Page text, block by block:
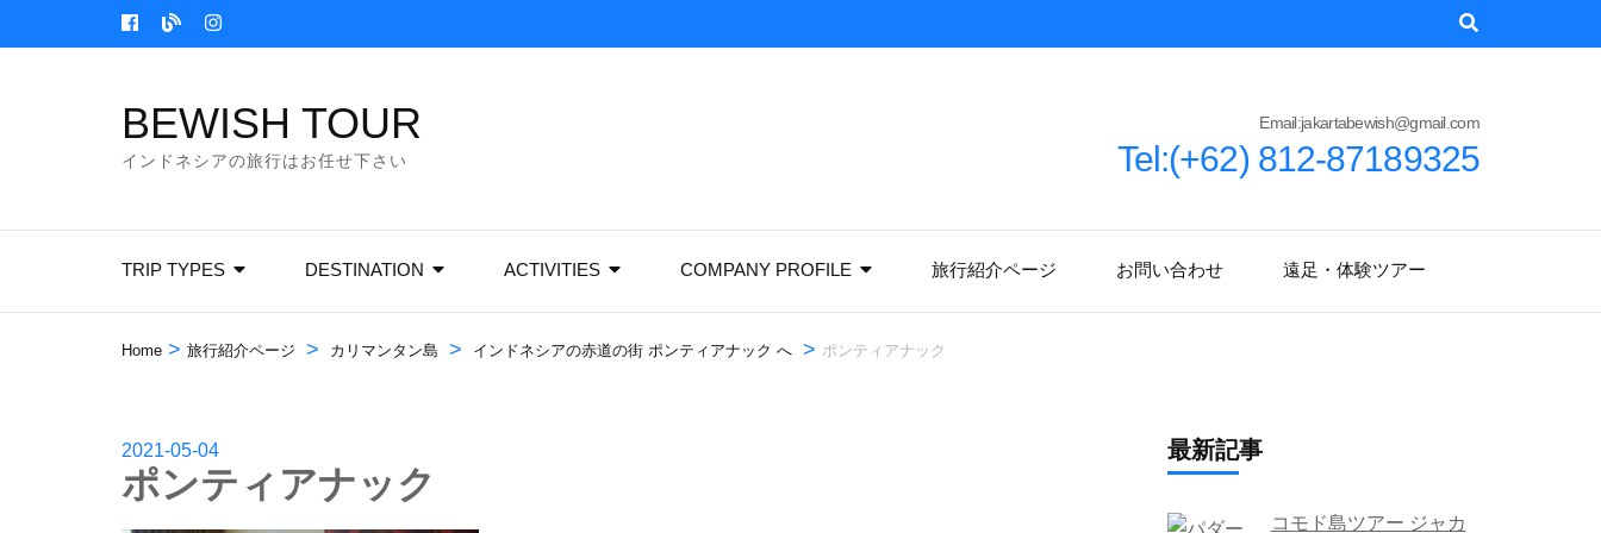
to
BEWISH TOUR
インドネシアの旅行はお任せ下さい
Email:jakartabewish@gmail.com
Tel:(+62) 812-87189325
TRIP TYPES DESTINATION ACTIVITIES COMPANY PROFILE 旅行紹介ページ お問い合わせ 遠足・体験ツアー
Home > 旅行紹介ページ > カリマンタン島 > インドネシアの赤道の街 ポンティアナック へ > ポンティアナック
2021-05-04
ポンティアナック
最新記事
コモド島ツアー ジャカ